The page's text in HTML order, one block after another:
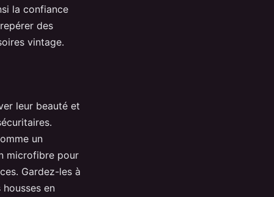
la confiance
des
vintage.
leur beauté et
un
microfibre pour
Gardez-les à
en